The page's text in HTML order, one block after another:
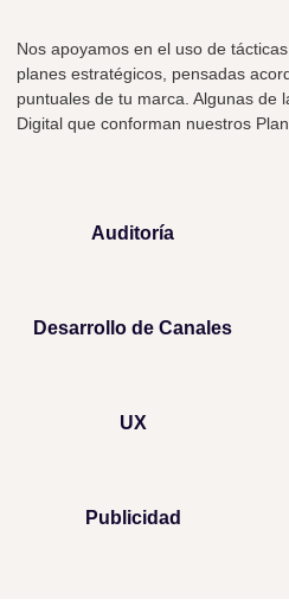
Nos apoyamos en el uso de
planes estratégicos, pensadas
puntuales de tu marca. Algunas de
Digital que conforman nuestros
Auditoría
Desarrollo de Canales
UX
Publicidad